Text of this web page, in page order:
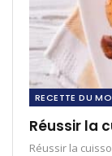
RECETTE DU
Réussir la
Réussir la